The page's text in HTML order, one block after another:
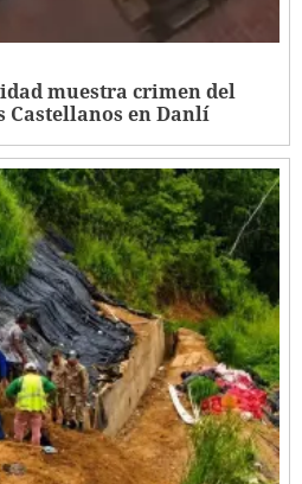
muestra crimen del
Castellanos en Danlí